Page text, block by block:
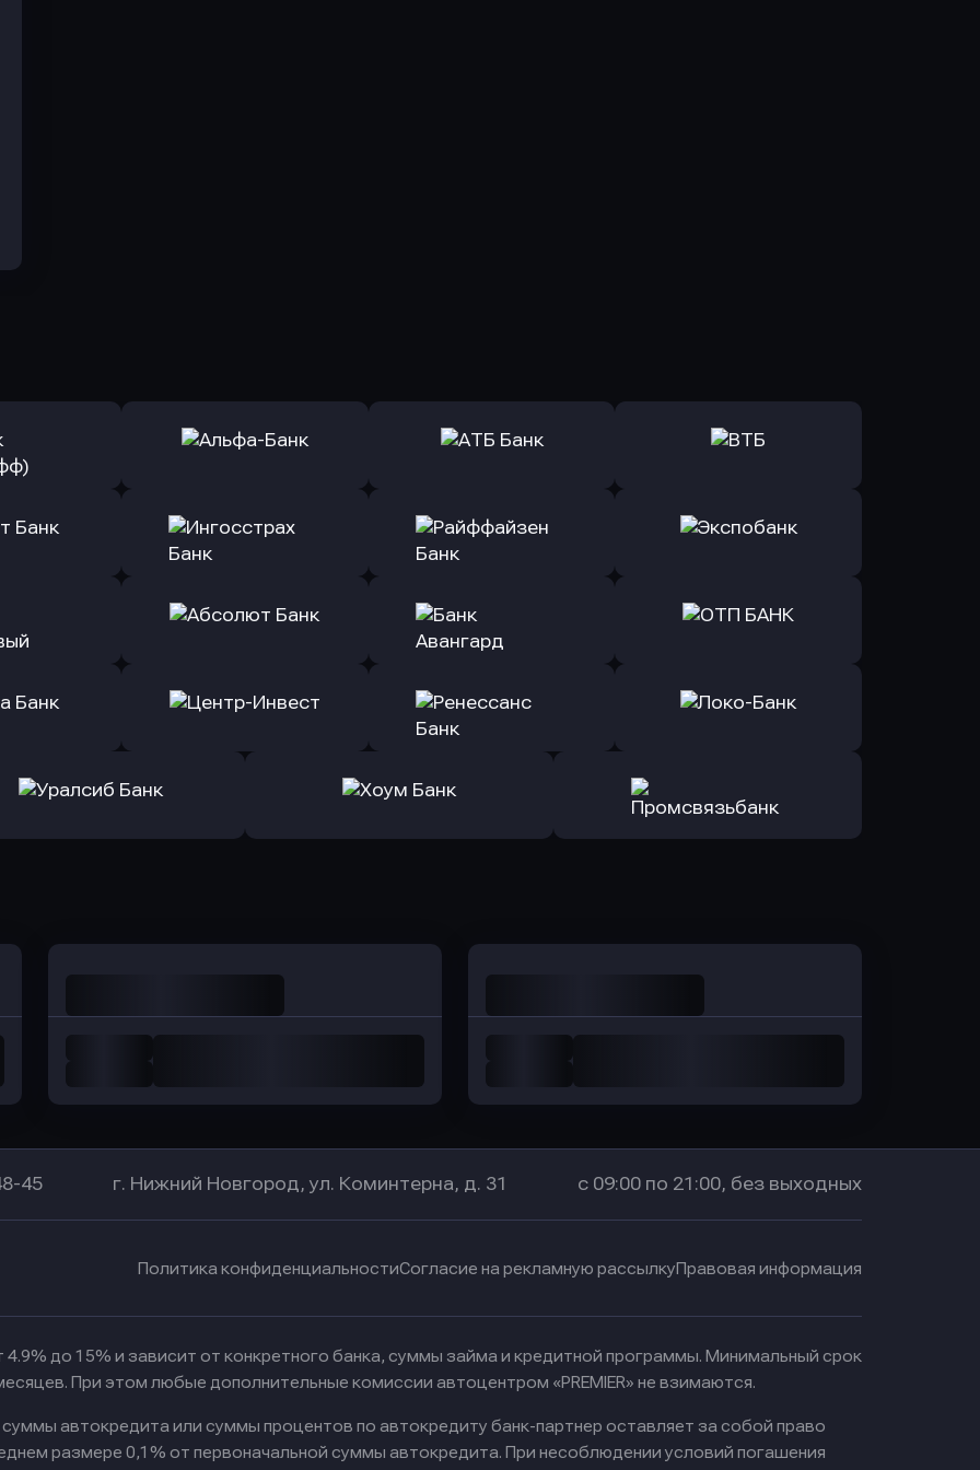
заявку
Оправить заявку
в Альфа-Банк
Оправить заявку
в АТБ Банк
Оправить заявку
заявку
Банк
Оправить заявку
Оправить заявку
в Райффайзен Банк
Оправить заявку
заявку
Оправить заявку
Оправить заявку
в Банк Авангард
Оправить заявку
заявку
Оправить заявку
в Локо-Банк
45 г. Нижний Новгород, ул. Коминтерна, д. 31 с 09:00 по 21:00, без выходных
Политика конфиденциальностиСогласие на рекламную рассылкуПравовая информация
4.9% до 15% и зависит от конкретного банка, суммы займа и кредитной программы. Минимальный срок
При этом любые дополнительные комиссии автоцентром «PREMIER» не взимаются.
автокредита или суммы процентов по автокредиту банк-партнер оставляет за собой право
размере 0,1% от первоначальной суммы автокредита. При несоблюдении условий погашения